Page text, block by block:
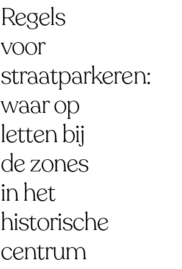
Regels
voor
straatparkeren:
waar op
letten bij
de zones
in het
historische
centrum